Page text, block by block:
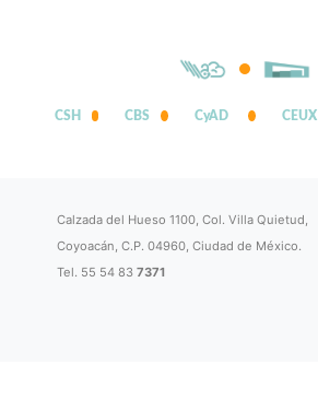
CSH CBS CyAD CEUX
Calzada del Hueso 1100, Col. Villa Quietud,
Coyoacán, C.P. 04960, Ciudad de México.
Tel. 55 54 837371